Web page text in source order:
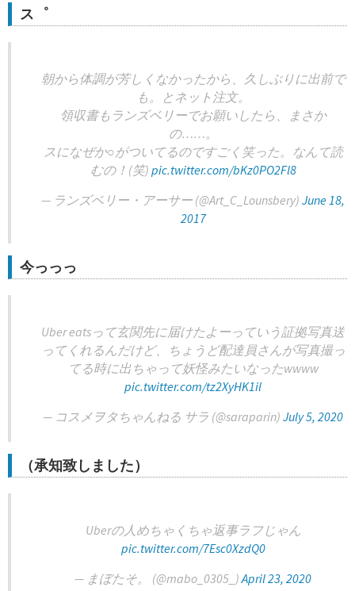
ス゜
朝から体調が芳しくなかったから、久しぶりに出前で
も。とネット注文。
領収書もランズベリーでお願いしたら、まさか
の……。
スになぜか○がついてるのですごく笑った。なんて読
むの！(笑) pic.twitter.com/bKz0PO2Fl8
— ランズベリー・アーサー (@Art_C_Lounsbery) June 18,
2017
今っっっ
Uber eatsって玄関先に届けたよーっていう証拠写真送
ってくれるんだけど、ちょうど配達員さんが写真撮っ
てる時に出ちゃって妖怪みたいなったwwww
pic.twitter.com/tz2XyHK1il
— コスメヲタちゃんねる サラ (@saraparin) July 5, 2020
（承知致しました）
Uberの人めちゃくちゃ返事ラフじゃん
pic.twitter.com/7Esc0XzdQ0
— まぼたそ。 (@mabo_0305_)April 23, 2020